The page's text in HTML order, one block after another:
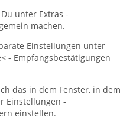
unter Extras -
machen.
Einstellungen unter
- Empfangsbestätigungen
das in dem Fenster, in dem
Einstellungen -
einstellen.